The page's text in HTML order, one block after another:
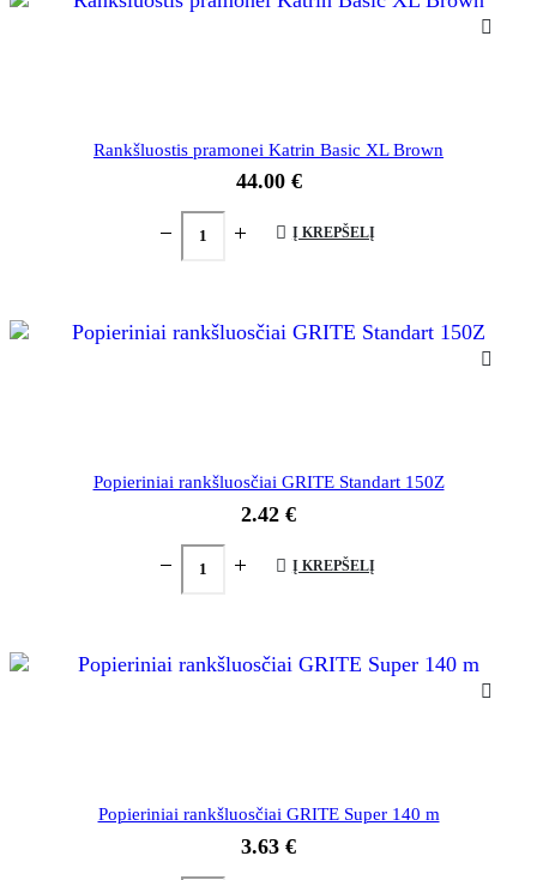
Rankšluostis pramonei Katrin Basic XL Brown
44.00 €
Į KREPŠELĮ
Popieriniai rankšluosčiai GRITE Standart 150Z
2.42 €
Į KREPŠELĮ
Popieriniai rankšluosčiai GRITE Super 140 m
3.63 €